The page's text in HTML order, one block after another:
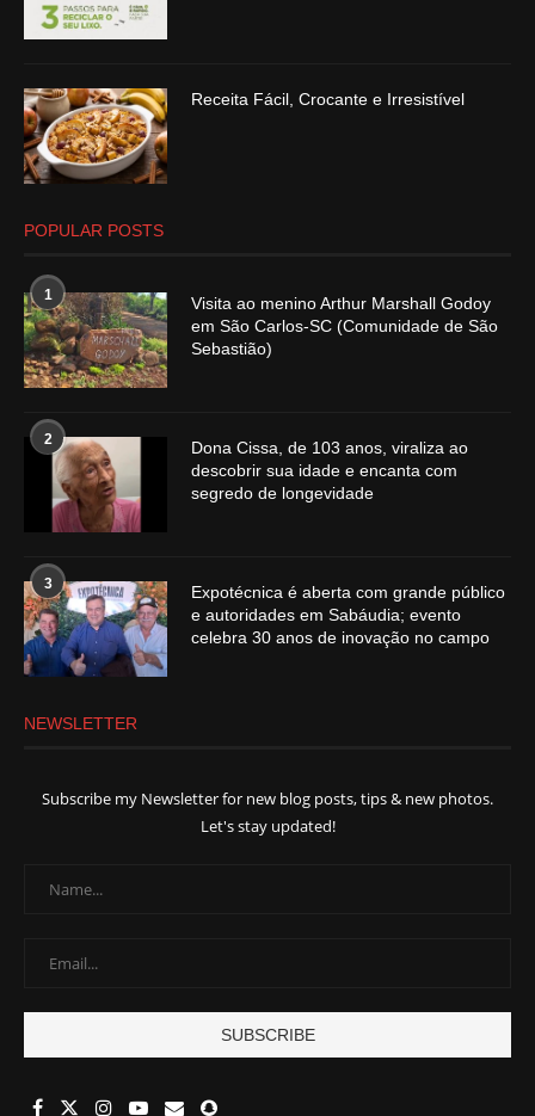
Receita Fácil, Crocante e Irresistível
POPULAR POSTS
1
Visita ao menino Arthur Marshall Godoy
em São Carlos-SC (Comunidade de São
Sebastião)
2
Dona Cissa, de 103 anos, viraliza ao
descobrir sua idade e encanta com
segredo de longevidade
3
Expotécnica é aberta com grande público
e autoridades em Sabáudia; evento
celebra 30 anos de inovação no campo
NEWSLETTER
Subscribe my Newsletter for new blog posts, tips & new photos.
Let's stay updated!